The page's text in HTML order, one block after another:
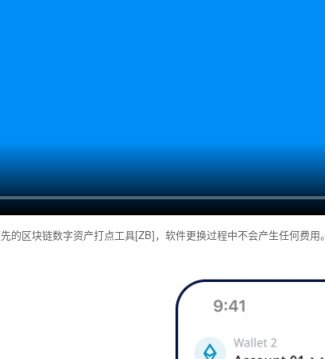
的区块链数字资产打点工具[ZB]，软件更换过程中不会产生任何费用。